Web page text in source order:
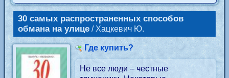
30 самых распространенных способов
обмана на улице / Хацкевич Ю.
Где купить?
Не все люди – честные